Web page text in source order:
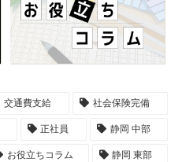
交通費支給 社会保険完備
正社員 静岡 中部
お役立ちコラム 静岡 東部